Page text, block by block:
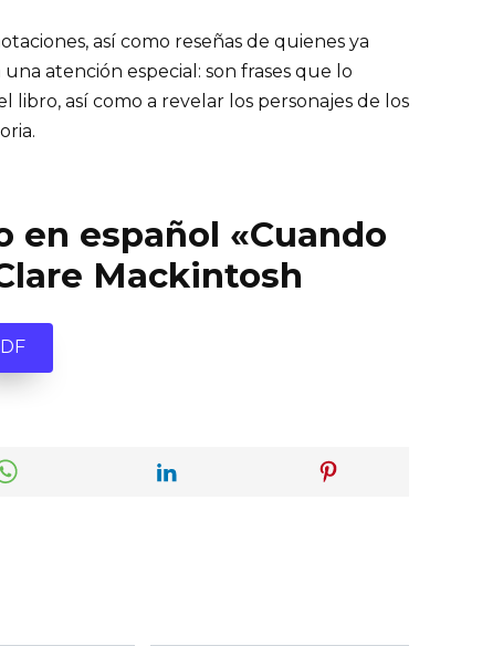
así como reseñas de quienes ya
atención especial: son frases que lo
así como a revelar los personajes de los
en español «Cuando
Mackintosh